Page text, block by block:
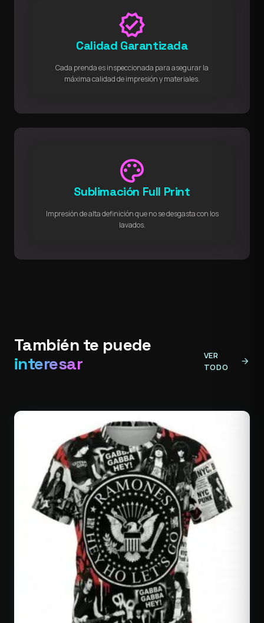
verified
Calidad Garantizada
Cada prenda es inspeccionada para asegurar la
máxima calidad de impresión y materiales.
palette
Sublimación Full Print
Impresión de alta definición que no se desgasta con los
lavados.
También te puede
interesar
VER
TODO
arrow_forward